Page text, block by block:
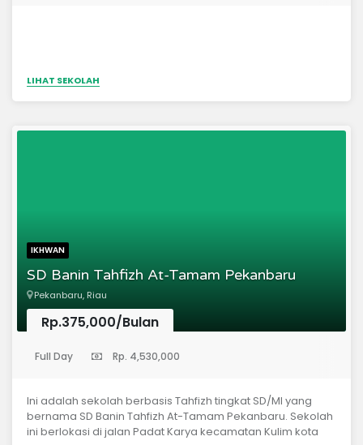
LIHAT SEKOLAH
IKHWAN
SD Banin Tahfizh At-Tamam Pekanbaru
Pekanbaru, Riau
Rp.375,000/Bulan
Full Day Rp. 4,530,000
Ini adalah sekolah berbasis Tahfizh tingkat SD/MI yang
bernama SD Banin Tahfizh At-Tamam Pekanbaru. Sekolah
ini berlokasi di jalan Padat Karya kecamatan Kulim kota